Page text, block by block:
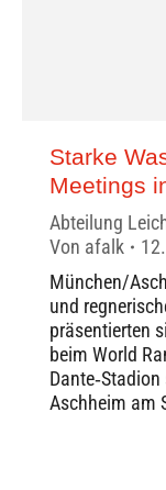
Starke
Meetings
Abteilung
Von afalk
München/
und
präsentierten
beim World
Aschheim am